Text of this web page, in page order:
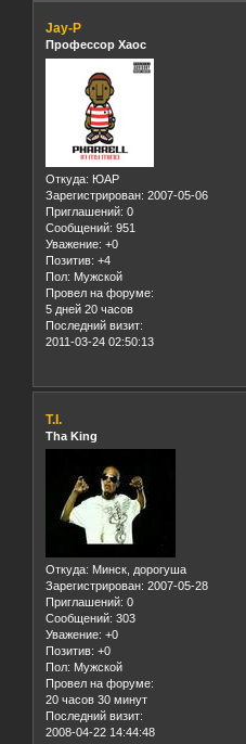
Jay-P
Профессор Хаос
Откуда: ЮАР
Зарегистрирован: 2007-05-06
Приглашений: 0
Сообщений: 951
Уважение: +0
Позитив: +4
Пол: Мужской
Провел на форуме:
5 дней 20 часов
Последний визит:
2011-03-24 02:50:13
T.I.
Tha King
Откуда: Минск, дорогуша
Зарегистрирован: 2007-05-28
Приглашений: 0
Сообщений: 303
Уважение: +0
Позитив: +0
Пол: Мужской
Провел на форуме:
20 часов 30 минут
Последний визит:
2008-04-22 14:44:48